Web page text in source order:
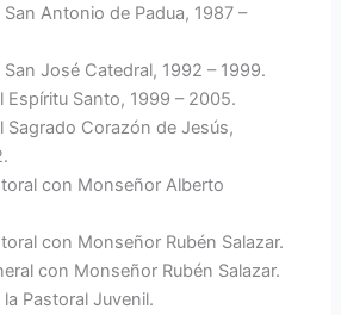
Antonio de Padua, 1987 –
José Catedral, 1992 – 1999.
Espíritu Santo, 1999 – 2005.
Sagrado Corazón de Jesús,
con Monseñor Alberto
con Monseñor Rubén Salazar.
con Monseñor Rubén Salazar.
Pastoral Juvenil.